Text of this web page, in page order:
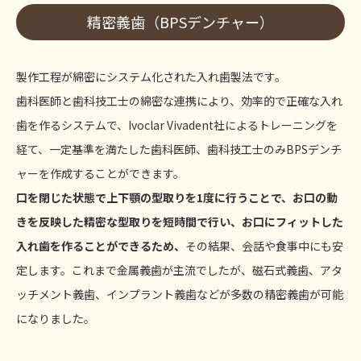
精密義歯（BPSデンチャー）
製作工程が綿密にシステム化された入れ歯製法です。
歯科医師と歯科技工士の綿密な連携により、効率的で正確な入れ
歯を作るシステムで、Ivoclar Vivadent社によるトレーニングを
経て、一定基準を満たした歯科医師、歯科技工士のみBPSデンチ
ャーを作成することができます。
口を閉じた状態で上下顎の型取りを1度に行うことで、お口の動
きを反映した精密な型取りを短時間で行い、お口にフィットした
入れ歯を作ることができるため、 その結果、会話や食事中にも安
定します。これまで金属義歯が主流でしたが、磁石式義歯、アタ
ッチメント義歯、インプラント義歯などが多数の精密義歯が可能
になりました。